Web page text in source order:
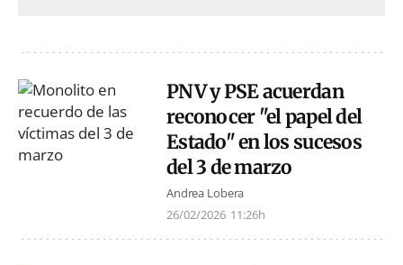
PNV y PSE acuerdan
reconocer "el papel del
Estado" en los sucesos
del 3 de marzo
Andrea Lobera
26/02/2026 11:26h